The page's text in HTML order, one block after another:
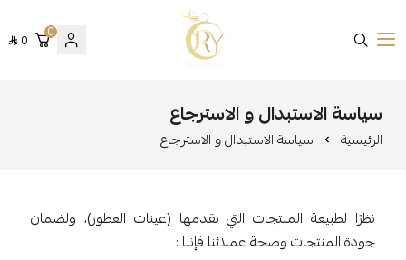
متجر عينات عطور أوري
0
0
سياسة الاستبدال و الاسترجاع
الرئيسية سياسة الاستبدال و الاسترجاع
نظرًا لطبيعة المنتجات التي نقدمها (عينات العطور)، ولضمان
جودة المنتجات وصحة عملائنا فإننا :